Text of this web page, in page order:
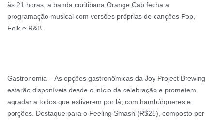
às 21 horas, a banda curitibana Orange Cab fecha a
programação musical com versões próprias de canções Pop,
Folk e R&B.
Gastronomia – As opções gastronômicas da Joy Project Brewing
estarão disponíveis desde o início da celebração e prometem
agradar a todos que estiverem por lá, com hambúrgueres e
porções. Destaque para o Feeling Smash (R$25), composto por